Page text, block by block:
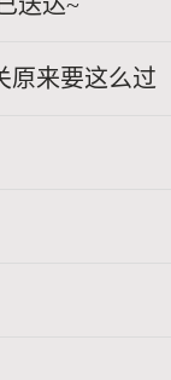
原来要这么过